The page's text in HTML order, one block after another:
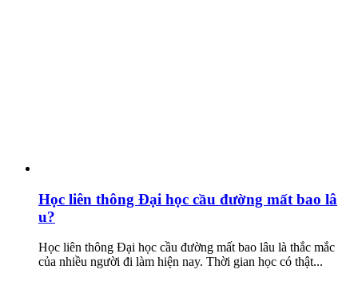
Học liên thông Đại học cầu đường mất bao lâ
u?
Học liên thông Đại học cầu đường mất bao lâu là thắc mắc
của nhiều người đi làm hiện nay. Thời gian học có thật...